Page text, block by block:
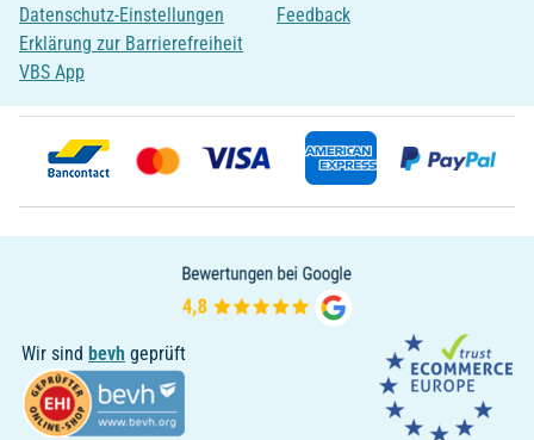
Datenschutz-Einstellungen
Erklärung zur Barrierefreiheit
VBS App
Feedback
Wir sind bevh geprüft